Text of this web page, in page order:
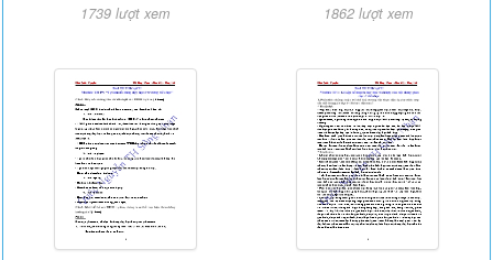
1739 lượt xem 1862 lượt xem